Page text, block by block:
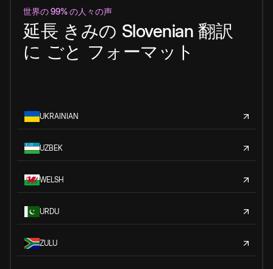
世界の 99% の人々の声
延長 きみの Slovenian 翻訳
に ごと フォーマット
UKRAINIAN
UZBEK
WELSH
URDU
ZULU